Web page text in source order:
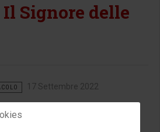
Il Signore delle
17 Settembre 2022